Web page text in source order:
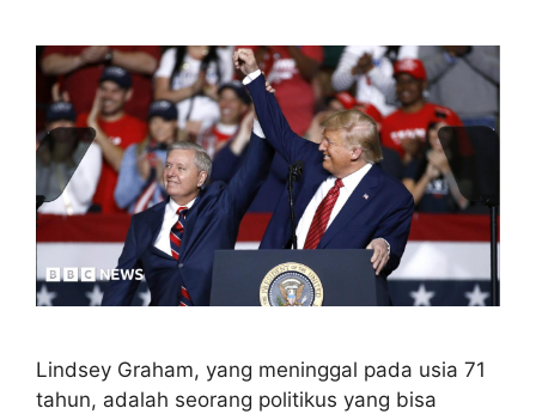
Lindsey Graham, yang meninggal pada usia 71
tahun, adalah seorang politikus yang bisa